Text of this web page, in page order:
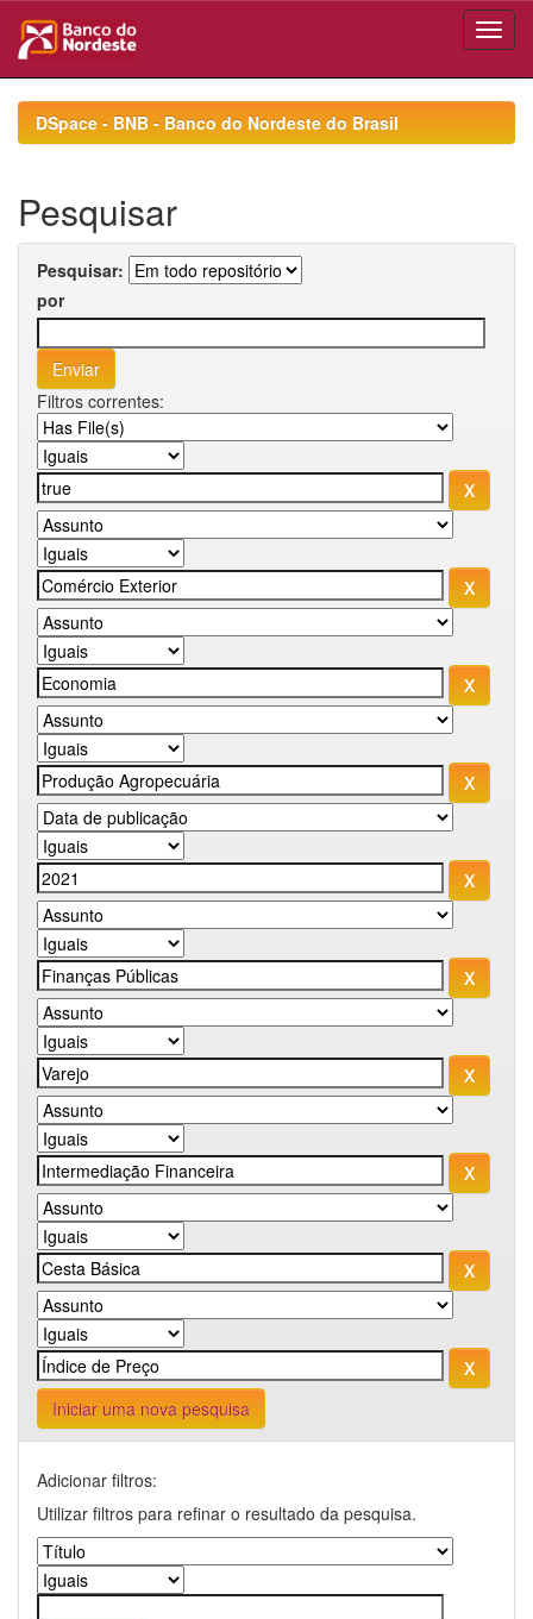
navigationDSpace - BNB - Banco do Nordeste do Brasil
Pesquisar
Pesquisar:
por
Filtros correntes:
Iniciar uma nova pesquisa
Adicionar filtros:
Utilizar filtros para refinar o resultado da pesquisa.